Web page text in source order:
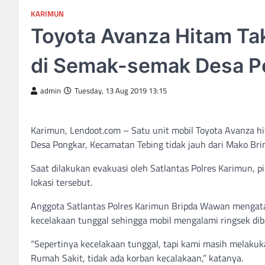
KARIMUN
Toyota Avanza Hitam
di Semak-semak Desa
admin Tuesday, 13 Aug 2019 13:15
Karimun, Lendoot.com – Satu unit mobil Toyota Avanza
Desa Pongkar, Kecamatan Tebing tidak jauh dari Mako
Saat dilakukan evakuasi oleh Satlantas Polres Karimun,
lokasi tersebut.
Anggota Satlantas Polres Karimun Bripda Wawan
kecelakaan tunggal sehingga mobil mengalami ringsek
“Sepertinya kecelakaan tunggal, tapi kami masih
Rumah Sakit, tidak ada korban kecalakaan,” katanya.